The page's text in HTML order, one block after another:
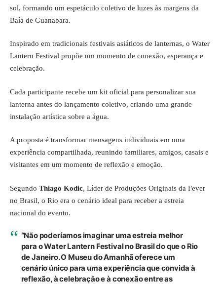
sol, formando um espetáculo coletivo de luzes às margens da
Baía de Guanabara.
Inspirado em tradicionais festivais asiáticos de lanternas, o Water
Lantern Festival propõe um momento de conexão, esperança e
celebração.
Cada participante recebe um kit oficial para personalizar sua
lanterna antes do lançamento coletivo, criando uma grande
instalação artística sobre a água.
A proposta é transformar mensagens individuais em uma
experiência compartilhada, reunindo familiares, amigos, casais e
visitantes em um momento de reflexão e emoção.
Segundo Thiago Kodic, Líder de Produções Originais da Fever
no Brasil, o Rio era o cenário ideal para receber a estreia
nacional do evento.
“Não poderíamos imaginar uma estreia melhor
para o Water Lantern Festival no Brasil do que o Rio
de Janeiro. O Museu do Amanhã oferece um
cenário único para uma experiência que convida à
reflexão, à celebração e à conexão entre as